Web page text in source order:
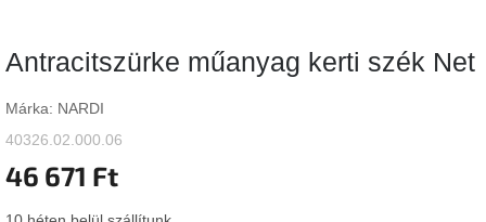
gyűjtemény
Kave
Home
gyűjtemény
Antracitszürke műanyag kerti szék Net
Márka: NARDI
40326.02.000.06
46 671 Ft